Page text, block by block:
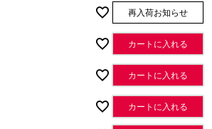
再入荷お知らせ
カートに入れる
カートに入れる
カートに入れる